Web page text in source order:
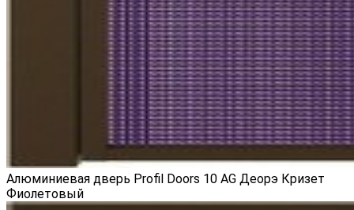
Алюминиевая дверь Profil Doors 10 AG Деорэ Кризет
Фиолетовый